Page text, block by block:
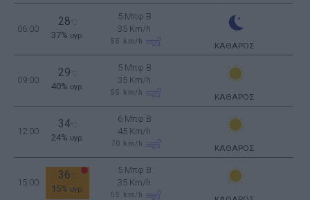
06:00
28
37% υγρ.
5 Μπφ B
35 Km/h
55 km/h ΚΑΘΑΡΟΣ
09:00
29
40% υγρ.
5 Μπφ B
35 Km/h
55 km/h ΚΑΘΑΡΟΣ
12:00
34°C
24% υγρ.
6 Μπφ B
45 Km/h
70 km/h ΚΑΘΑΡΟΣ
15:00
36
15% υγρ.
5 Μπφ B
35 Km/h
55 km/h